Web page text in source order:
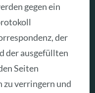
gegen ein
der
der ausgefüllten
Seiten
verringern und